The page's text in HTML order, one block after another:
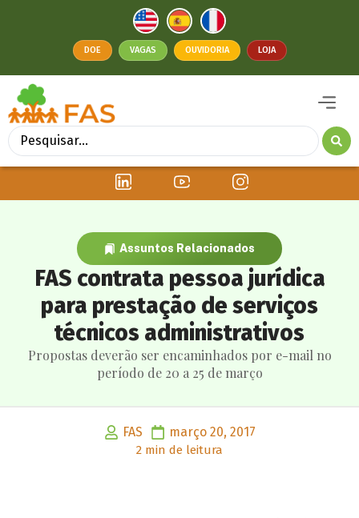
DOE VAGAS OUVIDORIA LOJA
Assuntos Relacionados
FAS contrata pessoa jurídica
para prestação de serviços
técnicos administrativos
Propostas deverão ser encaminhados por e-mail no
período de 20 a 25 de março
FAS março 20, 2017
2 min de leitura